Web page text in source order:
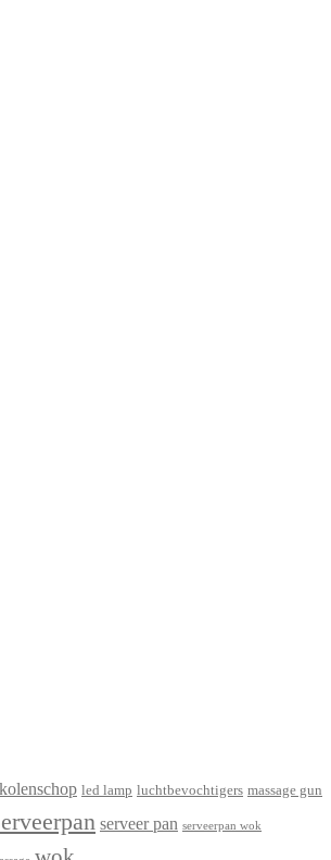
kolenschop led lamp luchtbevochtigers massage gun
serveer pan serveerpan wok